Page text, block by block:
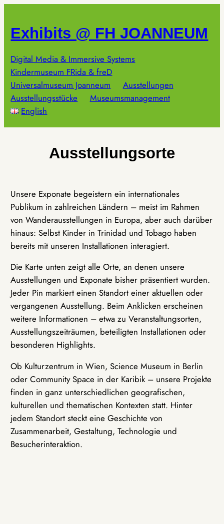
springen
Exhibits @ FH JOANNEUM
Digital Media & Immersive Systems
Kindermuseum FRida & freD
Universalmuseum Joanneum
Ausstellungen
Ausstellungsstücke
Museumsmanagement
English
Ausstellungsorte
Unsere Exponate begeistern ein internationales
Publikum in zahlreichen Ländern – meist im Rahmen
von Wanderausstellungen in Europa, aber auch darüber
hinaus: Selbst Kinder in Trinidad und Tobago haben
bereits mit unseren Installationen interagiert.
Die Karte unten zeigt alle Orte, an denen unsere
Ausstellungen und Exponate bisher präsentiert wurden.
Jeder Pin markiert einen Standort einer aktuellen oder
vergangenen Ausstellung. Beim Anklicken erscheinen
weitere Informationen – etwa zu Veranstaltungsorten,
Ausstellungszeiträumen, beteiligten Installationen oder
besonderen Highlights.
Ob Kulturzentrum in Wien, Science Museum in Berlin
oder Community Space in der Karibik – unsere Projekte
finden in ganz unterschiedlichen geografischen,
kulturellen und thematischen Kontexten statt. Hinter
jedem Standort steckt eine Geschichte von
Zusammenarbeit, Gestaltung, Technologie und
Besucherinteraktion.